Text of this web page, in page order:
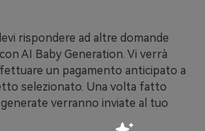
rispondere ad altre domande
AI Baby Generation. Vi verrà
un pagamento anticipato a
selezionato. Una volta fatto
verranno inviate al tuo